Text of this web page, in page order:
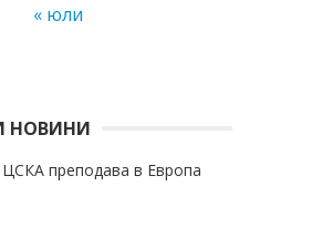
« юли
НОВИНИ
ЦСКА преподава в Европа